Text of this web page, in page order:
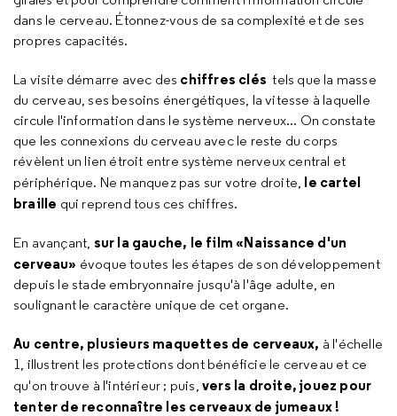
dans le cerveau. Étonnez-vous de sa complexité et de ses
propres capacités.
La visite démarre avec des chiffres cléstels que la masse
du cerveau, ses besoins énergétiques, la vitesse à laquelle
circule l'information dans le système nerveux... On constate
que les connexions du cerveau avec le reste du corps
révèlent un lien étroit entre système nerveux central et
périphérique. Ne manquez pas sur votre droite, le cartel
braille qui reprend tous ces chiffres.
En avançant, sur la gauche, le film «Naissance d'un
cerveau» évoque toutes les étapes de son développement
depuis le stade embryonnaire jusqu'à l'âge adulte, en
soulignant le caractère unique de cet organe.
Au centre, plusieurs maquettes de cerveaux, à l'échelle
1, illustrent les protections dont bénéficie le cerveau et ce
qu'on trouve à l'intérieur ; puis, vers la droite, jouez pour
tenter de reconnaître les cerveaux de jumeaux !